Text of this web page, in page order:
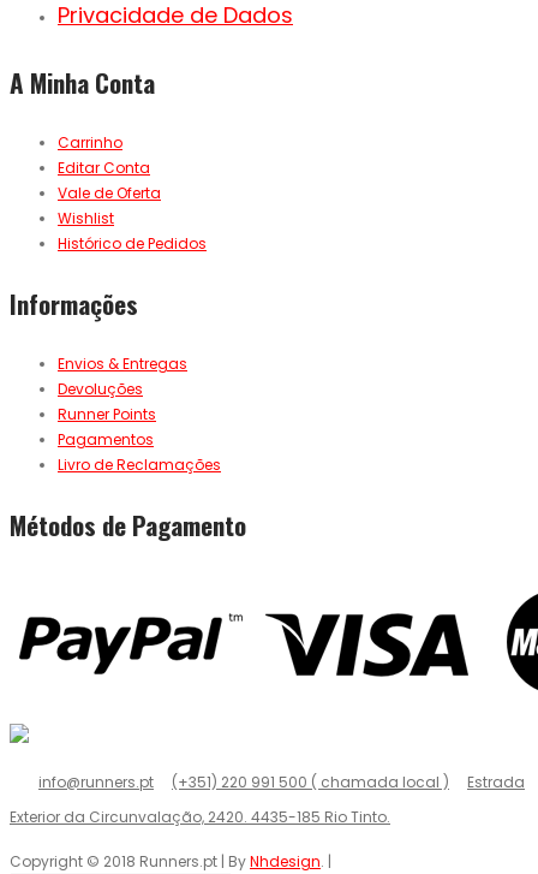
Privacidade de Dados
A Minha Conta
Carrinho
Editar Conta
Vale de Oferta
Wishlist
Histórico de Pedidos
Informações
Envios & Entregas
Devoluções
Runner Points
Pagamentos
Livro de Reclamações
Métodos de Pagamento
info@runners.pt (+351) 220 991 500 ( chamada local )
Estrada
Exterior da Circunvalação, 2420. 4435-185 Rio Tinto.
Copyright © 2018 Runners.pt | ByNhdesign. |